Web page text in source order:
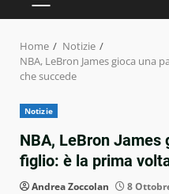
PRIMARY
MENU
Home
Notizie
NBA, LeBron James gioca una
che succede
Notizie
NBA, LeBron
figlio: è la prima
Andrea Zoccolan 8